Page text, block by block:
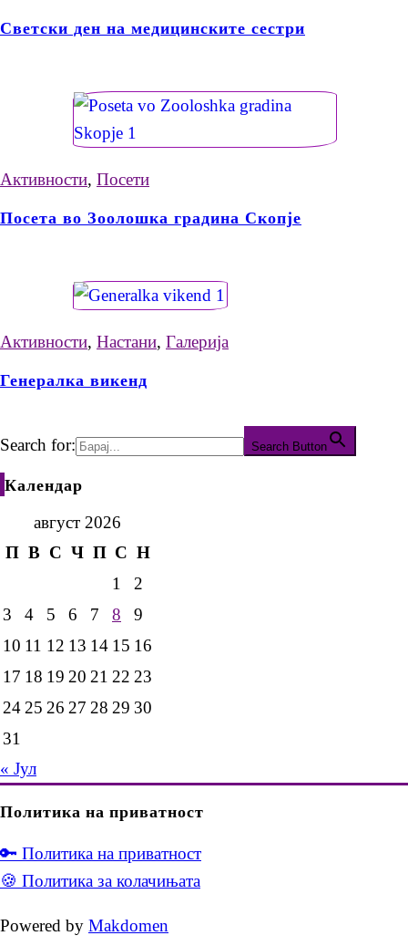
Светски ден на медицинските сестри
Активности, Посети
Посета во Зоолошка градина Скопје
Активности, Настани, Галерија
Генералка викенд
Search for: Search Button
Календар
август 2026
П В С Ч П С Н
1
2
3
4 5 6 7 8
9
10 11 12 13 14 15 16
17 18 19 20 21 22 23
2425 26 27 28 29 30
31
« Јул
Политика на приватност
🔑 Политика на приватност
🍪 Политика за колачињата
Powered by Makdomen